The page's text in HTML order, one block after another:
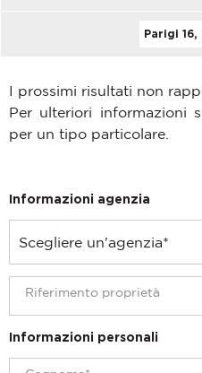
Parigi 16,
I prossimi risultati non
Per ulteriori informazioni
per un tipo particolare.
Informazioni agenzia
Informazioni personali